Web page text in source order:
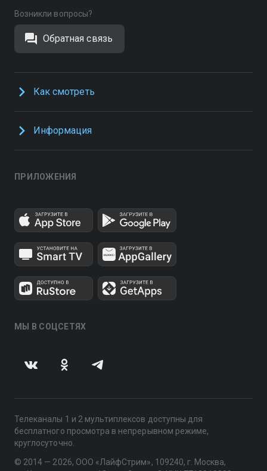
Возникли вопросы?
Обратная связь
Как смотреть
Информация
ПРИЛОЖЕНИЯ
МЫ В СОЦСЕТЯХ
Телеканалы 1 и 2 мультиплексов доступны для
бесплатного просмотра в непрерывном режиме,
круглосуточно.
© 2014 — 2026, ООО «ЛайфСтрим», 109240, г. Москва,